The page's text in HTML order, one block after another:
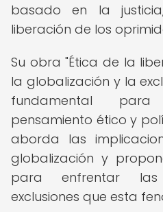
basado en la
liberación de los
Su obra "Ética de la
la globalización y la
fundamental
pensamiento ético y
aborda las
globalización y
para enfrentar
exclusiones que esta